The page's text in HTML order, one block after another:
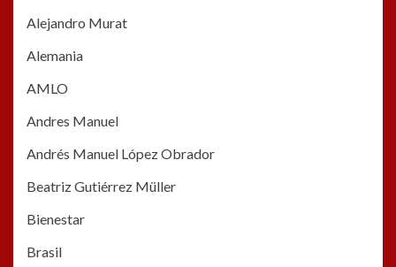
Alejandro Murat
Alemania
AMLO
Andres Manuel
Andrés Manuel López Obrador
Beatriz Gutiérrez Müller
Bienestar
Brasil